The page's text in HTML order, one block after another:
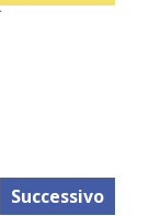
Successivo